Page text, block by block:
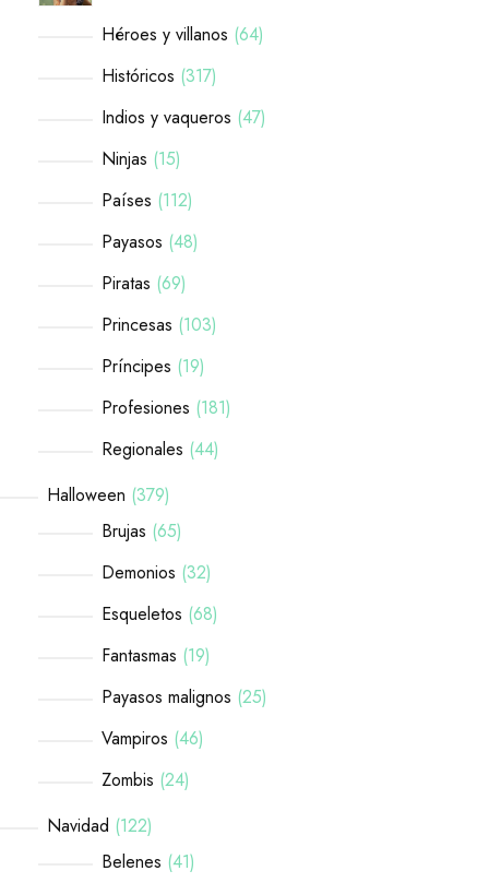
Héroes y villanos 64
Históricos 317
Indios y vaqueros 47
Ninjas 15
Países 112
Payasos 48
Piratas 69
Princesas 103
Príncipes 19
Profesiones 181
Regionales 44
Halloween 379
Brujas 65
Demonios 32
Esqueletos 68
Fantasmas 19
Payasos malignos 25
Vampiros 46
Zombis 24
Navidad 122
Belenes 41